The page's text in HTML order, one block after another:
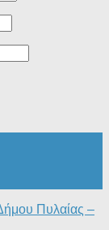
Πυλαίας –